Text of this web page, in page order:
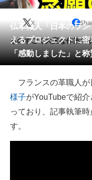
動物
会員記事
メディア
注目記事を集めた総合
ITの今と未来を見通す
スマホと通信の最新ト
仏革職人「日本のラ
えるプロジェクトに
「感動しました」と称
X
ものすごく大変な作業で
フランスの革職人が
様子がYouTubeで紹
っており、記事執筆
す。